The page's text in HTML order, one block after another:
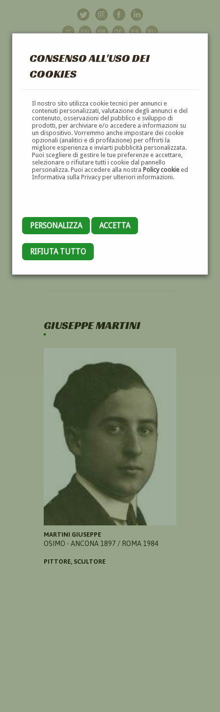
CONSENSO ALL'USO DEI
COOKIES
Il nostro sito utilizza cookie tecnici per annunci e
contenuti personalizzati, valutazione degli annunci e del
contenuto, osservazioni del pubblico e sviluppo di
prodotti, per archiviare e/o accedere a informazioni su
un dispositivo. Vorremmo anche impostare dei cookie
opzionali (analitici e di profilazione) per offrirti la
migliore esperienza e inviarti pubblicità personalizzata.
Puoi scegliere di gestire le tue preferenze e accettare,
selezionare o rifiutare tutti i cookie dal pannello
personalizza. Puoi accedere alla nostra Policy cookieed
Informativa sulla Privacy per ulteriori informazioni.
PERSONALIZZA ACCETTA
RIFIUTA TUTTO
GALLERIAD'ARTE
DIPINTI E SCULTURE '800 E '900
GIUSEPPE MARTINI
MARTINI GIUSEPPE
OSIMO - ANCONA 1897 / ROMA 1984
PITTORE, SCULTORE